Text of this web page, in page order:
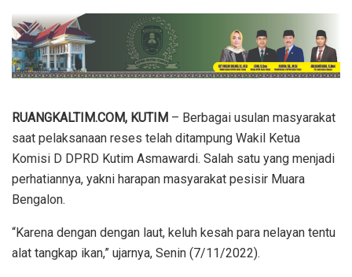
RUANGKALTIM.COM, KUTIM – Berbagai usulan masyarakat
saat pelaksanaan reses telah ditampung Wakil Ketua
Komisi D DPRD Kutim Asmawardi. Salah satu yang menjadi
perhatiannya, yakni harapan masyarakat pesisir Muara
Bengalon.
“Karena dengan dengan laut, keluh kesah para nelayan tentu
alat tangkap ikan,” ujarnya, Senin (7/11/2022).